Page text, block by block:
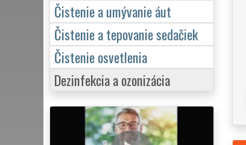
Čistenie a umývanie áut
Čistenie a tepovanie sedačiek
Čistenie osvetlenia
Dezinfekcia a ozonizácia